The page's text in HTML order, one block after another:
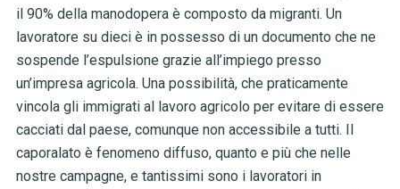
il 90% della manodopera è composto da migranti. Un
lavoratore su dieci è in possesso di un documento che ne
sospende l’espulsione grazie all’impiego presso
un’impresa agricola. Una possibilità, che praticamente
vincola gli immigrati al lavoro agricolo per evitare di essere
cacciati dal paese, comunque non accessibile a tutti. Il
caporalato è fenomeno diffuso, quanto e più che nelle
nostre campagne, e tantissimi sono i lavoratori in